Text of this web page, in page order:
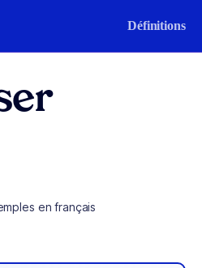
Définitions
en français